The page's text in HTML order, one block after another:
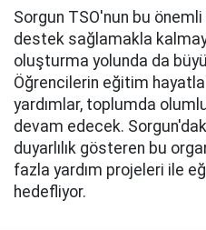
Sorgun TSO'nun bu önemli
destek sağlamakla
oluşturma yolunda da
Öğrencilerin eğitim
yardımlar, toplumda
devam edecek.
duyarlılık gösteren bu
fazla yardım projeleri ile
hedefliyor.